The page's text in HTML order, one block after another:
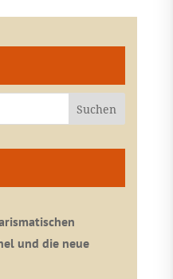
und die neue